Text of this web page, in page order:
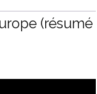
(résumé